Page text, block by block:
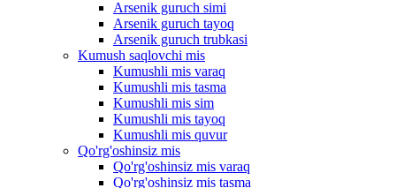
Arsenik guruch simi
Arsenik guruch tayoq
Arsenik guruch trubkasi
Kumush saqlovchi mis
Kumushli mis varaq
Kumushli mis tasma
Kumushli mis sim
Kumushli mis tayoq
Kumushli mis quvur
Qo'rg'oshinsiz mis
Qo'rg'oshinsiz mis varaq
Qo'rg'oshinsiz mis tasma